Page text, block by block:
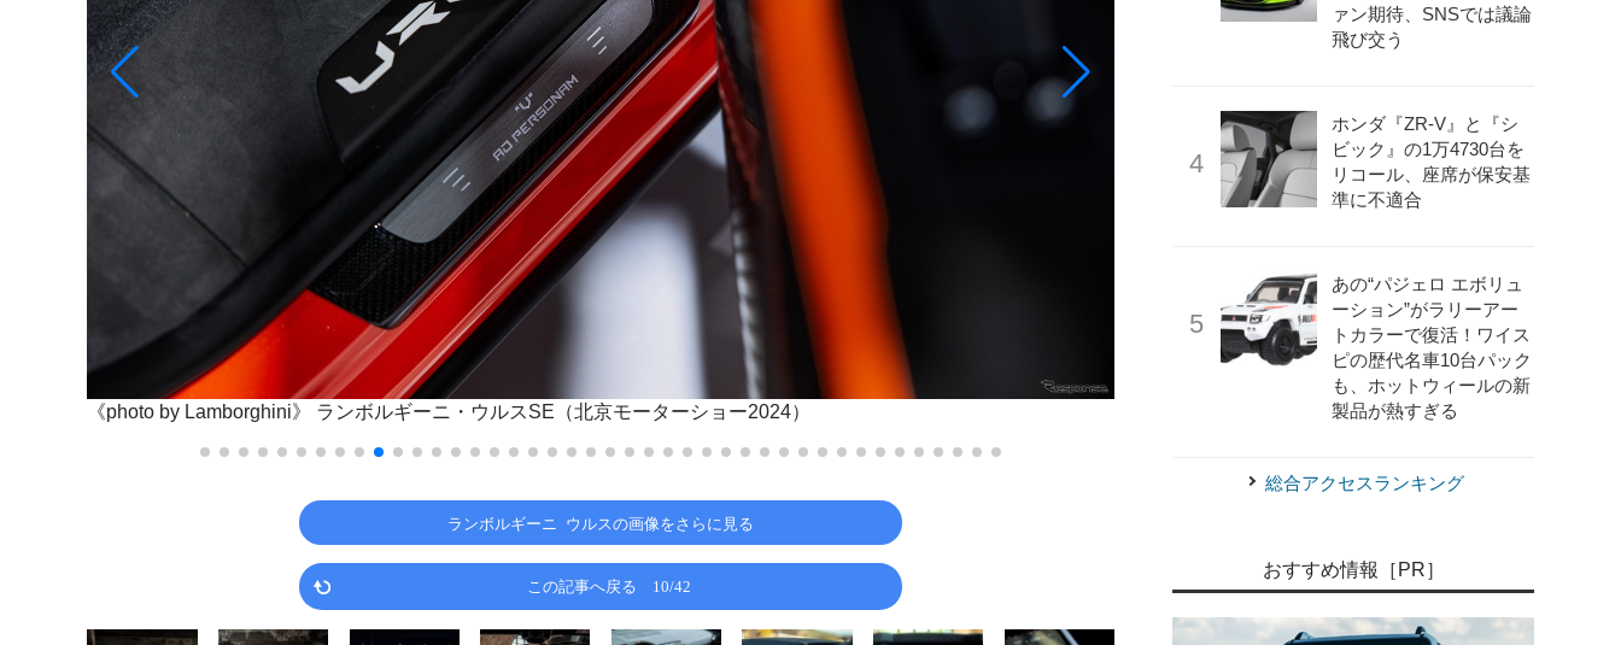
《photo by Lamborghini》 ランボルギーニ・ウルスSE（北京モーターショー2024） 《photo by Lamborghini》 ランボルギーニ・ウルスSE（
ランボルギーニ ウルスの画像をさらに見る
この記事へ戻る 10/42
ァン期待、SNSでは議論
飛び交う
ホンダ『ZR-V』と『シ
ビック』の1万4730台を
リコール、座席が保安基
準に不適合
あの“パジェロ エボリュ
ーション”がラリーアー
トカラーで復活！ワイス
ピの歴代名車10台パック
も、ホットウィールの新
製品が熱すぎる
総合アクセスランキング
おすすめ情報［PR］